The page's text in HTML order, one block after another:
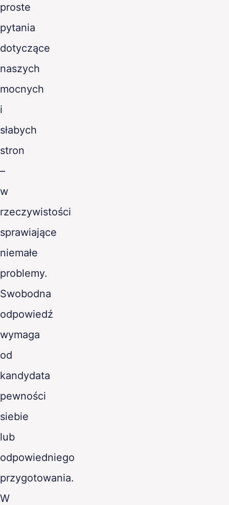
proste
pytania
dotyczące
naszych
mocnych
i
słabych
stron
–
w
rzeczywistości
sprawiające
niemałe
problemy.
Swobodna
odpowiedź
wymaga
od
kandydata
pewności
siebie
lub
odpowiedniego
przygotowania.
W